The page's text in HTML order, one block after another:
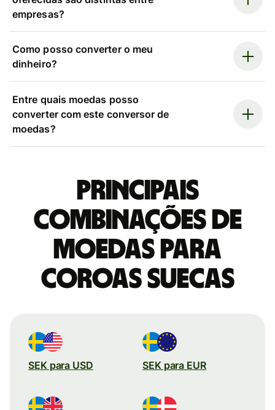
empresas?
Como posso converter o meu
dinheiro?
Entre quais moedas posso
converter com este conversor de
moedas?
Principais
combinações de
moedas para
Coroas suecas
SEK para USD SEK para EUR